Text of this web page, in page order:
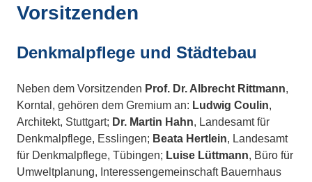
Vorsitzenden
Denkmalpflege und Städtebau
Neben dem Vorsitzenden Prof. Dr. Albrecht Rittmann,
Korntal, gehören dem Gremium an: Ludwig Coulin,
Architekt, Stuttgart; Dr. Martin Hahn, Landesamt für
Denkmalpflege, Esslingen; Beata Hertlein, Landesamt
für Denkmalpflege, Tübingen; Luise Lüttmann, Büro für
Umweltplanung, Interessengemeinschaft Bauernhaus